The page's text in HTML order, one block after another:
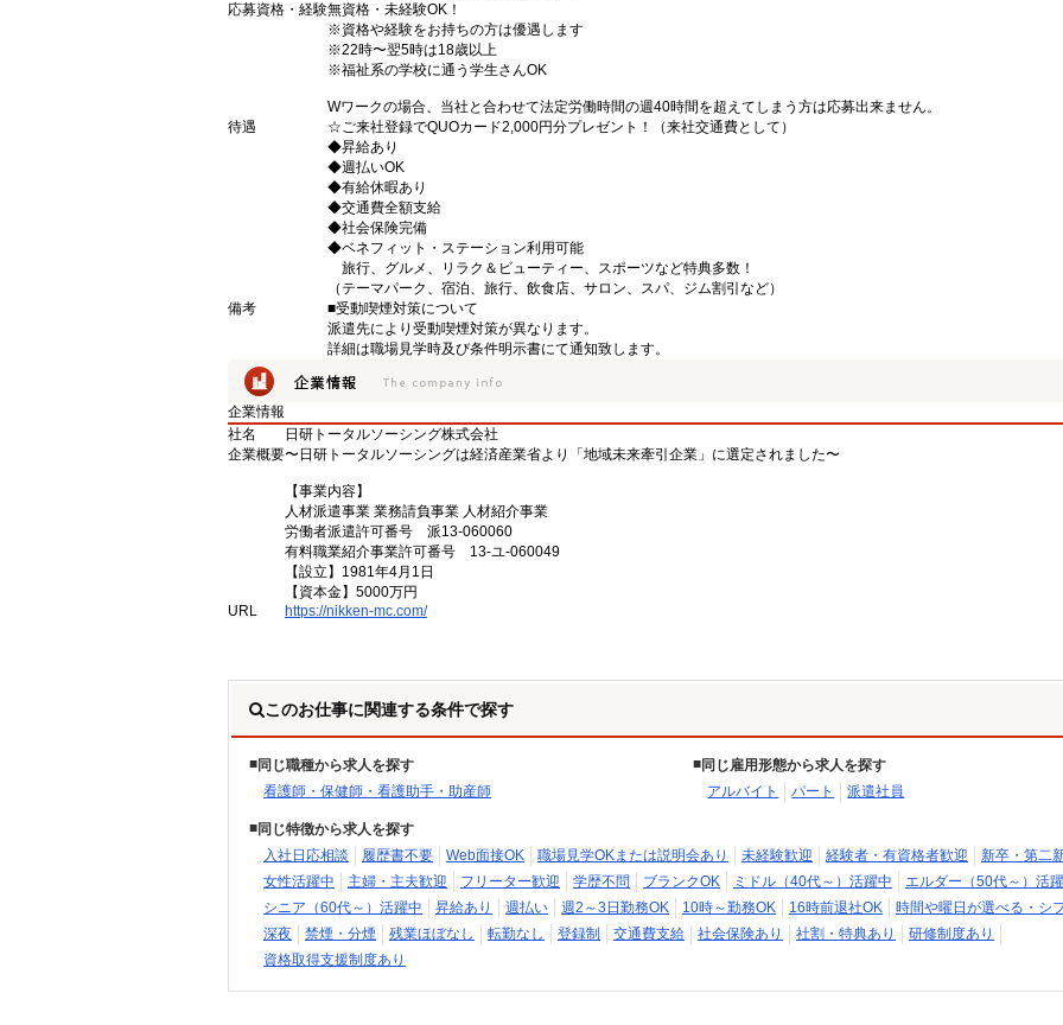
応募資格・経験無資格・未経験OK！
※資格や経験をお持ちの方は優遇します
※22時〜翌5時は18歳以上
※福祉系の学校に通う学生さんOK
Wワークの場合、当社と合わせて法定労働時間の週40時間を超えてしまう方は応募出来ません。
待遇
☆ご来社登録でQUOカード2,000円分プレゼント！（来社交通費として）
◆昇給あり
◆週払いOK
◆有給休暇あり
◆交通費全額支給
◆社会保険完備
◆ベネフィット・ステーション利用可能
旅行、グルメ、リラク＆ビューティー、スポーツなど特典多数！
（テーマパーク、宿泊、旅行、飲食店、サロン、スパ、ジム割引など）
備考
■受動喫煙対策について
派遣先により受動喫煙対策が異なります。
詳細は職場見学時及び条件明示書にて通知致します。
企業情報
社名
日研トータルソーシング株式会社
企業概要〜日研トータルソーシングは経済産業省より「地域未来牽引企業」に選定されました〜
【事業内容】
人材派遣事業 業務請負事業 人材紹介事業
労働者派遣許可番号 派13-060060
有料職業紹介事業許可番号 13-ユ-060049
【設立】1981年4月1日
【資本金】5000万円
URL
https://nikken-mc.com/
このお仕事に関連する条件で探す
同じ職種から求人を探す
看護師・保健師・看護助手・助産師
同じ雇用形態から求人を探す
アルバイト
パート 派遣社員
同じ特徴から求人を探す
入社日応相談
履歴書不要 Web面接OK 職場見学OKまたは説明会あり 未経験歓迎 経験者・有資格者歓迎
新卒・第二
女性活躍中
主婦・主夫歓迎 フリーター歓迎 学歴不問 ブランクOK ミドル（40代～）活躍中
エルダー（50代～）活
シニア（60代～）活躍中
昇給あり 週払い 週2～3日勤務OK 10時～勤務OK 16時前退社OK
時間や曜日が選べる・シ
深夜
禁煙・分煙 残業ほぼなし 転勤なし 登録制 交通費支給 社会保険あり 社割・特典あり
研修制度あり
資格取得支援制度あり